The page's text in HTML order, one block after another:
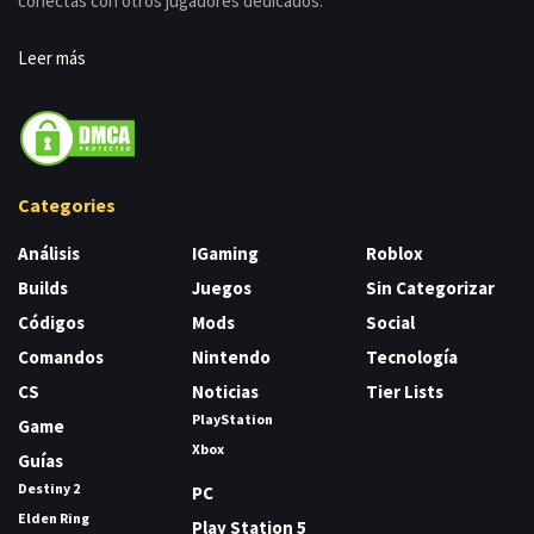
Leer más
Categories
Análisis
Builds
Códigos
Comandos
CS
Game
Guías
Destiny 2
Elden Ring
IGaming
Juegos
Mods
Nintendo
Noticias
PlayStation
Xbox
PC
Play Station 5
Roblox
Sin Categorizar
Social
Tecnología
Tier Lists